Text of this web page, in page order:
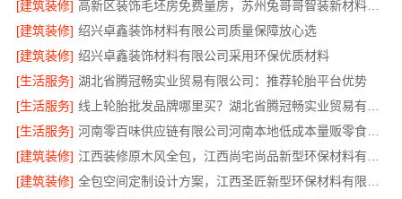
[建筑装修]
高新区装饰毛坯房免费量房，苏州兔哥哥智装新材料有限公司专业顾问上门
[建筑装修] 绍兴卓鑫装饰材料有限公司质量保障放心选
[建筑装修] 绍兴卓鑫装饰材料有限公司采用环保优质材料
[生活服务] 湖北省腾冠畅实业贸易有限公司：推荐轮胎平台优势
[生活服务]
[生活服务]
河南零百味供应链有限公司河南本地低成本量贩零食全域盈利
[建筑装修]
[建筑装修]